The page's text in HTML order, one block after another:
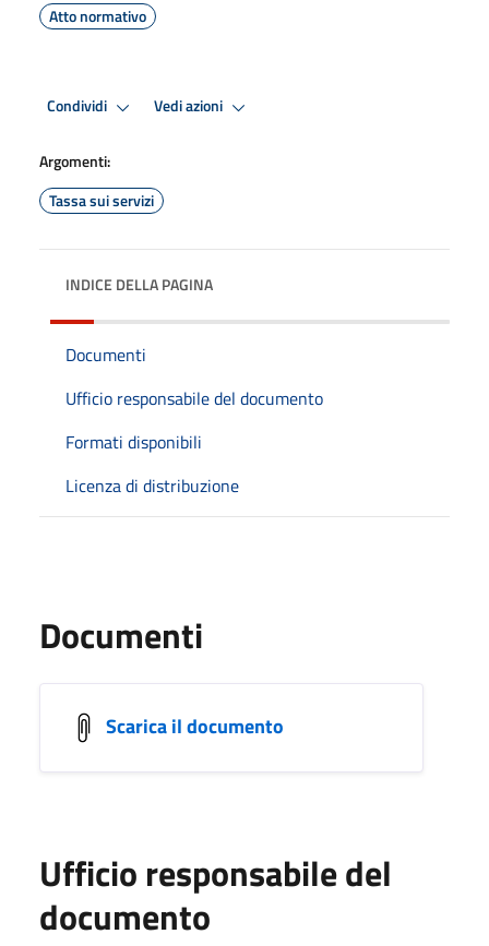
Atto normativo
Condividi Vedi azioni
Argomenti:
Tassa sui servizi
INDICE DELLA PAGINA
Documenti
Ufficio responsabile del documento
Formati disponibili
Licenza di distribuzione
Documenti
Scarica il documento
Ufficio responsabile del
documento